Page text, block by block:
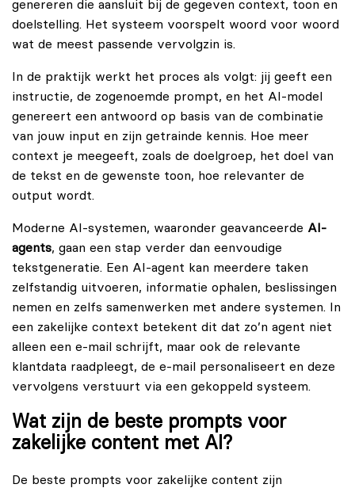
genereren die aansluit bij de gegeven context, toon en
doelstelling. Het systeem voorspelt woord voor woord
wat de meest passende vervolgzin is.
In de praktijk werkt het proces als volgt: jij geeft een
instructie, de zogenoemde prompt, en het AI-model
genereert een antwoord op basis van de combinatie
van jouw input en zijn getrainde kennis. Hoe meer
context je meegeeft, zoals de doelgroep, het doel van
de tekst en de gewenste toon, hoe relevanter de
output wordt.
Moderne AI-systemen, waaronder geavanceerde AI-
agents, gaan een stap verder dan eenvoudige
tekstgeneratie. Een AI-agent kan meerdere taken
zelfstandig uitvoeren, informatie ophalen, beslissingen
nemen en zelfs samenwerken met andere systemen. In
een zakelijke context betekent dit dat zo’n agent niet
alleen een e-mail schrijft, maar ook de relevante
klantdata raadpleegt, de e-mail personaliseert en deze
vervolgens verstuurt via een gekoppeld systeem.
Wat zijn de beste prompts voor
zakelijke content met AI?
De beste prompts voor zakelijke content zijn